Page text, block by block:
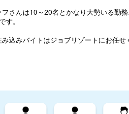
さんは10～20名とかなり大勢いる勤務
す。
込みバイトはジョブリゾートにお任せ